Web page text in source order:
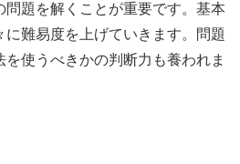
題を解くことが重要です。基本
に難易度を上げていきます。問題
使うべきかの判断力も養われま